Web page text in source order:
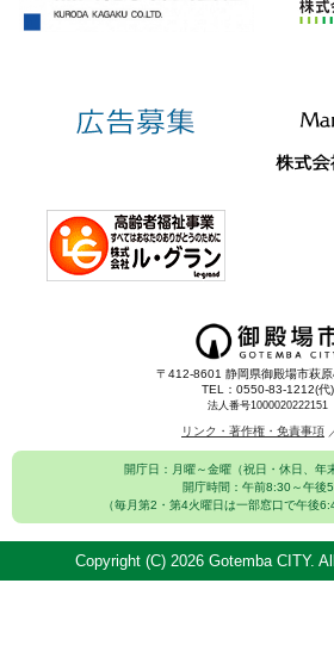
〒412-8601 静岡県御殿場市萩
TEL：0550-83-1212(代)
法人番号1000020222151
リンク・著作権・免責事項
開庁日：月曜～金曜（祝日・休日、年
開庁時間：午前8:30～午後
（毎月第2・第4火曜日は一部窓口で午後
Copyright (C) 2026 Gotemba CITY.